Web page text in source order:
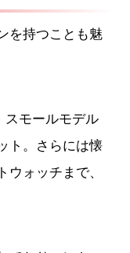
を持つことも魅
スモールモデル
ト。さらには懐
ォッチまで、